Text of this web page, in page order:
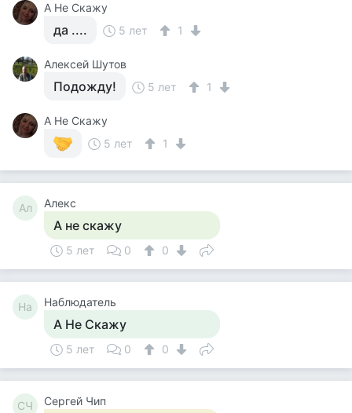
А Не Скажу
да .... 5 лет 1
Алексей Шутов
Подожду! 5 лет 1
А Не Скажу
5 лет
1
Ал Алекс
А не скажу
5 лет 0 0
На Наблюдатель
А Не Скажу
5 лет 0 0
СЧ Сергей Чип